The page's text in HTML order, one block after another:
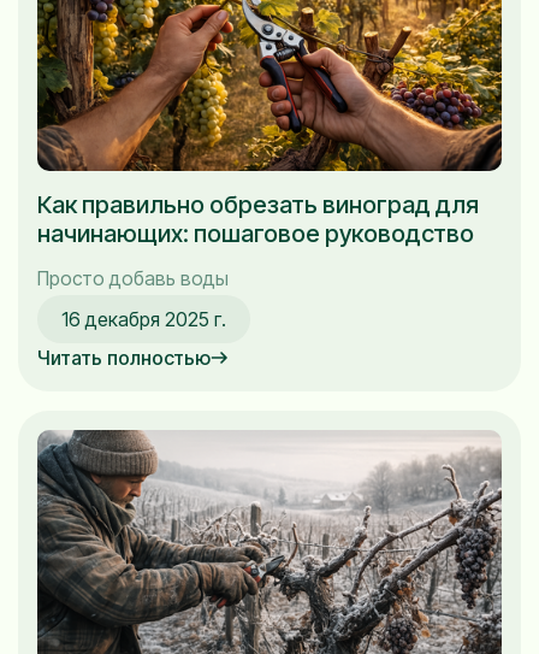
Как правильно обрезать виноград для
начинающих: пошаговое руководство
Просто добавь воды
16 декабря 2025 г.
Читать полностью